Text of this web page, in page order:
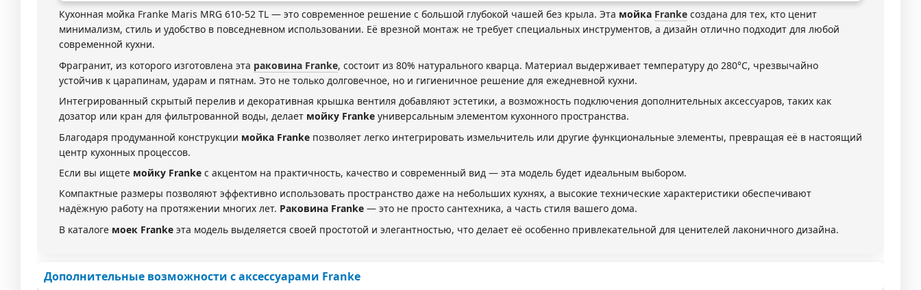
Кухонная мойка Franke Maris MRG 610-52 TL — это современное решение с большой глубокой чашей без крыла. Эта мойка Franke создана для тех, кто ценит
минимализм, стиль и удобство в повседневном использовании. Её врезной монтаж не требует специальных инструментов, а дизайн отлично подходит для любой
современной кухни.
Фрагранит, из которого изготовлена эта раковина Franke, состоит из 80% натурального кварца. Материал выдерживает температуру до 280°C, чрезвычайно
устойчив к царапинам, ударам и пятнам. Это не только долговечное, но и гигиеничное решение для ежедневной кухни.
Интегрированный скрытый перелив и декоративная крышка вентиля добавляют эстетики, а возможность подключения дополнительных аксессуаров, таких как
дозатор или кран для фильтрованной воды, делает мойку Franke универсальным элементом кухонного пространства.
Благодаря продуманной конструкции мойка Franke позволяет легко интегрировать измельчитель или другие функциональные элементы, превращая её в настоящий
центр кухонных процессов.
Если вы ищете мойку Franke с акцентом на практичность, качество и современный вид — эта модель будет идеальным выбором.
Компактные размеры позволяют эффективно использовать пространство даже на небольших кухнях, а высокие технические характеристики обеспечивают
надёжную работу на протяжении многих лет. Раковина Franke — это не просто сантехника, а часть стиля вашего дома.
В каталоге моек Franke эта модель выделяется своей простотой и элегантностью, что делает её особенно привлекательной для ценителей лаконичного дизайна.
Дополнительные возможности с аксессуарами Franke